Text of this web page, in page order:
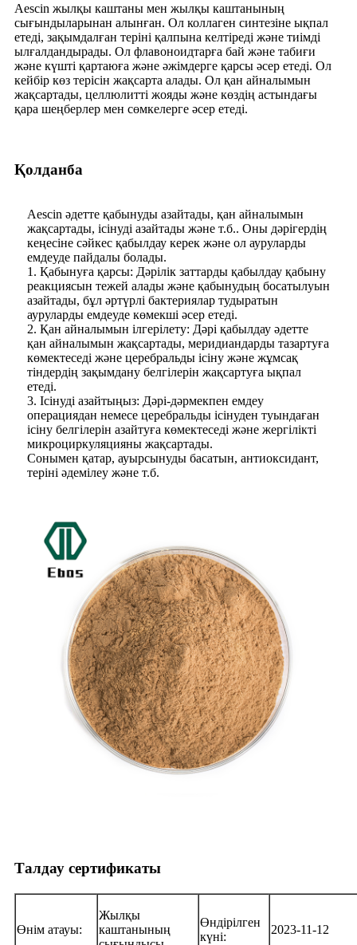
Aescin жылқы каштаны мен жылқы каштанының
сығындыларынан алынған. Ол коллаген синтезіне ықпал
етеді, зақымдалған теріні қалпына келтіреді және тиімді
ылғалдандырады. Ол флавоноидтарға бай және табиғи
және күшті қартаюға және әжімдерге қарсы әсер етеді. Ол
кейбір көз терісін жақсарта алады. Ол қан айналымын
жақсартады, целлюлитті жояды және көздің астындағы
қара шеңберлер мен сөмкелерге әсер етеді.
Қолданба
Aescin әдетте қабынуды азайтады, қан айналымын
жақсартады, ісінуді азайтады және т.б.. Оны дәрігердің
кеңесіне сәйкес қабылдау керек және ол ауруларды
емдеуде пайдалы болады.
1. Қабынуға қарсы: Дәрілік заттарды қабылдау қабыну
реакциясын тежей алады және қабынудың босатылуын
азайтады, бұл әртүрлі бактериялар тудыратын
ауруларды емдеуде көмекші әсер етеді.
2. Қан айналымын ілгерілету: Дәрі қабылдау әдетте
қан айналымын жақсартады, меридиандарды тазартуға
көмектеседі және церебральды ісіну және жұмсақ
тіндердің зақымдану белгілерін жақсартуға ықпал
етеді.
3. Ісінуді азайтыңыз: Дәрі-дәрмекпен емдеу
операциядан немесе церебральды ісінуден туындаған
ісіну белгілерін азайтуға көмектеседі және жергілікті
микроциркуляцияны жақсартады.
Сонымен қатар, ауырсынуды басатын, антиоксидант,
теріні әдемілеу және т.б.
Талдау сертификаты
Өнім атауы:
Жылқы
каштанының
Өндірілген
күні:
2023-11-12